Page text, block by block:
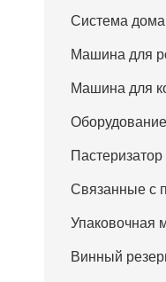
Система
Машина для
Машина для
Пастеризатор
Связанные с
Упаковочная
Винный